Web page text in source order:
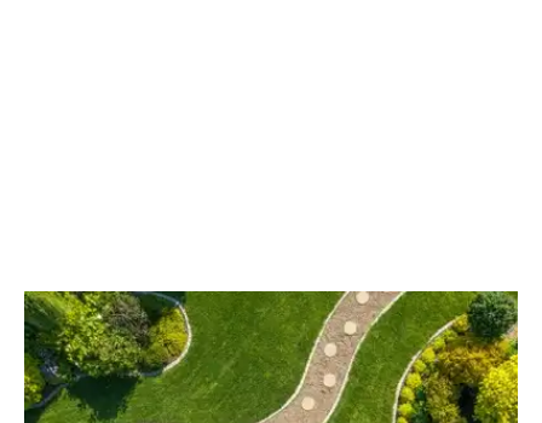
Service Jardinage Espace vert
Cherche petit travail espace vert